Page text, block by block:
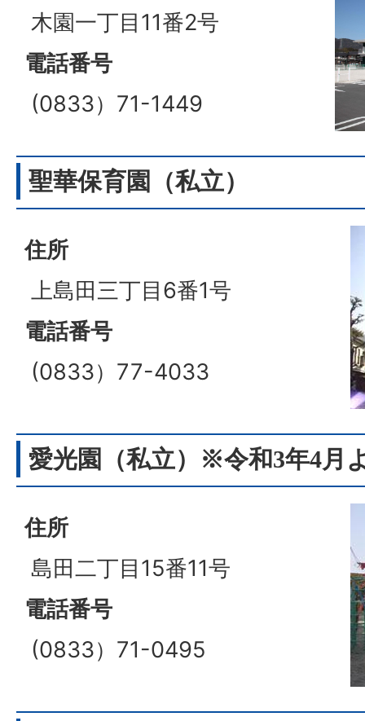
木園一丁目11番2号
電話番号
(0833）71-1449
聖華保育園（私立）
住所
上島田三丁目6番1号
電話番号
(0833）77-4033
愛光園（私立）※令和3年4月
住所
島田二丁目15番11号
電話番号
(0833）71-0495